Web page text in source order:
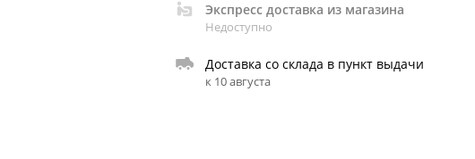
Экспресс доставка из магазина
Недоступно
Доставка со склада в пункт выдачи
к 10 августа